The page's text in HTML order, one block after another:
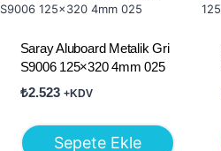
Saray Aluboard Metalik Gri
S9006 125×320 4mm 025
₺2.523 +KDV
Sepete Ekle